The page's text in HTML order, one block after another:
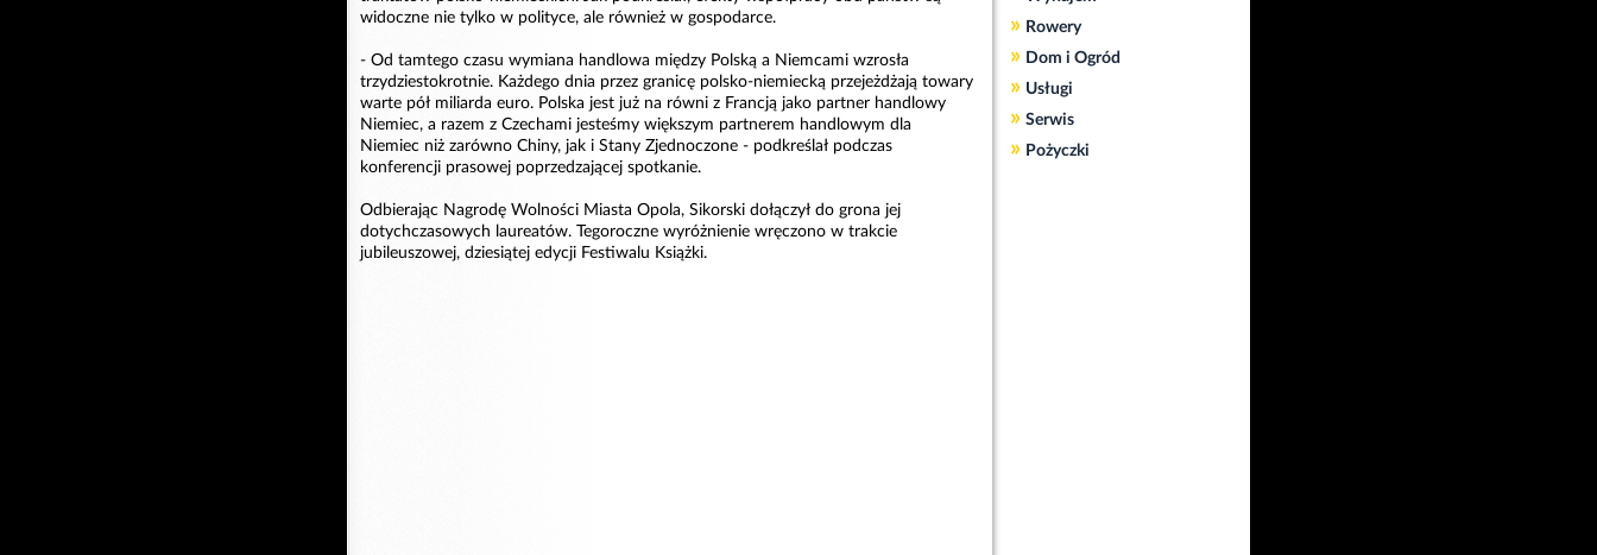
widoczne nie tylko w polityce, ale również w gospodarce.
- Od tamtego czasu wymiana handlowa między Polską a Niemcami wzrosła
trzydziestokrotnie. Każdego dnia przez granicę polsko-niemiecką przejeżdżają towary
warte pół miliarda euro. Polska jest już na równi z Francją jako partner handlowy
Niemiec, a razem z Czechami jesteśmy większym partnerem handlowym dla
Niemiec niż zarówno Chiny, jak i Stany Zjednoczone - podkreślał podczas
konferencji prasowej poprzedzającej spotkanie.
Odbierając Nagrodę Wolności Miasta Opola, Sikorski dołączył do grona jej
dotychczasowych laureatów. Tegoroczne wyróżnienie wręczono w trakcie
jubileuszowej, dziesiątej edycji Festiwalu Książki.
» Rowery
» Dom i Ogród
» Usługi
» Serwis
» Pożyczki